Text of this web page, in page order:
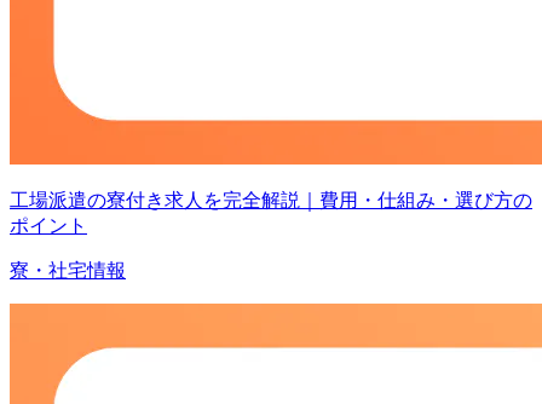
工場派遣の寮付き求人を完全解説｜費用・仕組み・選び方の
ポイント
寮・社宅情報